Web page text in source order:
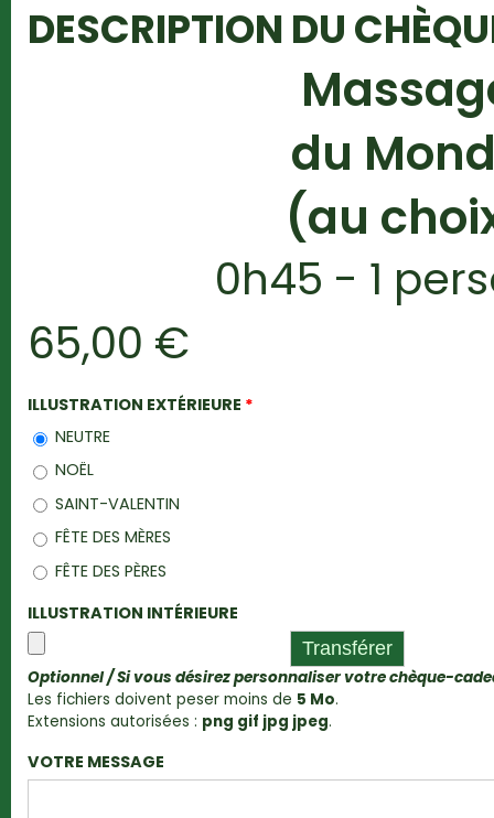
DESCRIPTION DU
du
(au
0h45 - 1
65,00 €
ILLUSTRATION EXTÉRIEURE *
NEUTRE
NOËL
SAINT-VALENTIN
FÊTE DES MÈRES
FÊTE DES PÈRES
ILLUSTRATION INTÉRIEURE
Optionnel / Si vous désirez personnaliser votre chèque-
Les fichiers doivent peser moins de 5 Mo.
Extensions autorisées : png gif jpg jpeg.
VOTRE MESSAGE